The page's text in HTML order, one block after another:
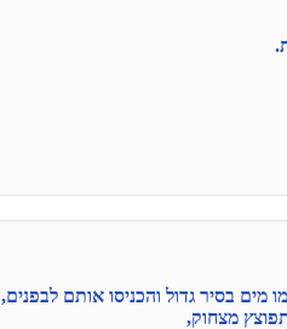
בסיר גדול והכניסו אותם לבפנים,
מצחוק,